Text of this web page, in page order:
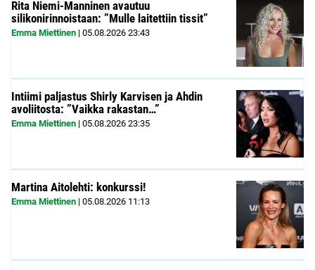
Rita Niemi-Manninen avautuu
silikonirinnoistaan: ”Mulle laitettiin tissit”
Emma Miettinen | 05.08.2026 23:43
Intiimi paljastus Shirly Karvisen ja Ahdin
avoliitosta: ”Vaikka rakastan…”
Emma Miettinen | 05.08.2026 23:35
Martina Aitolehti: konkurssi!
Emma Miettinen | 05.08.2026 11:13